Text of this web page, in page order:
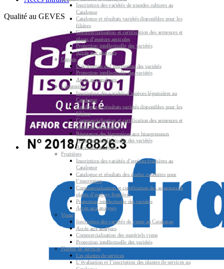
Qualité au GEVES
Inscription des variétés de grandes cultures au
Catalogue
Catalogue et résultats variétés disponibles pour les
filières
Commercialisation et certification des semences et
plants d’espèces agricoles
Protection intellectuelle des variétés
Accès aux analyses
Gazons
L’évaluation et l’inscription des variétés
Protection intellectuelle des variétés
Accès aux analyses
Légumières
Inscription des variétés d’espèces légumières au
Catalogue
Catalogue et résultats variétés disponibles pour les
filières
Commercialisation et certification des semences et
plants de légumières
Résistance des légumières aux bioagresseurs
Protection intellectuelle des variétés
Accès aux analyses
Fruitières
Inscription des variétés d’espèces fruitières au
Catalogue
Catalogue et résultats des études conduites pour
l’inscription
Commercialisation et certification des semences &
plants d’espèces fruitières
Protection intellectuelle des variétés
Accès aux analyses
Vigne
Inscription des variétés de vigne au Catalogue
Accès aux analyses
Commercialisation des matériels vigne
Protection intellectuelle des variétés
Plantes de services
Les plantes de services
L’évaluation et l’inscription des plantes de services au